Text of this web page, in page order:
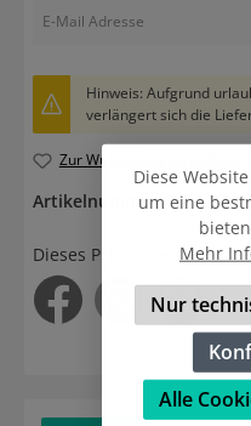
Hinweis: Aufgrund
verlängert sich die
Zur Wunschliste hinzufügen
Artikelnummer: 50-KDM9
Dieses Produkt
Diese
um eine
Mehr
Nur
Alle